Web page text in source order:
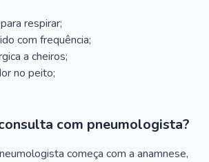
respirar;
com frequência;
a cheiros;
no peito;
com pneumologista?
começa com a anamnese,